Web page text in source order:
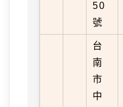
50
號
台
南
市
中